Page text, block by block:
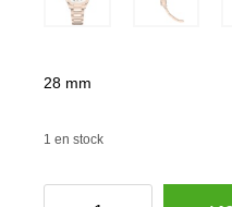
28 mm
1 en stock